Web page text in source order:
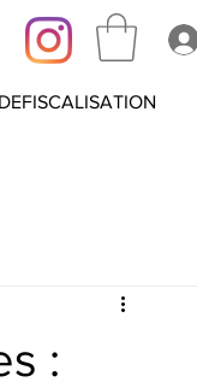
DEFISCALISATION
: